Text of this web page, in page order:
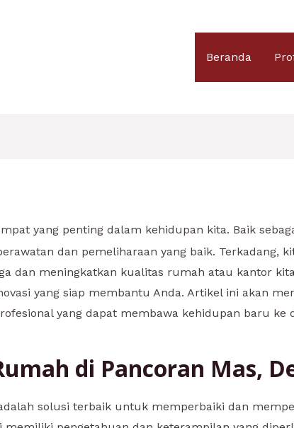
Beranda
yang penting dalam kehidupan kita. Baik
dan pemeliharaan yang baik. Terkadang,
dan meningkatkan kualitas rumah atau kantor
yang siap membantu Anda. Artikel ini akan
yang dapat membawa kehidupan baru
di Pancoran Mas,
solusi terbaik untuk memperbaiki dan